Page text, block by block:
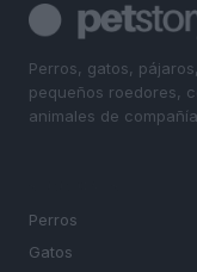
Perros, gatos,
pequeños roedores,
animales de
Perros
Gatos